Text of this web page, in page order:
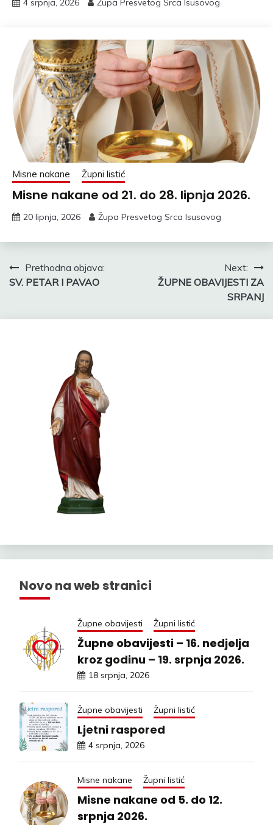
4 srpnja, 2026 Župa Presvetog Srca Isusovog
Misne nakane Župni listić
Misne nakane od 21. do 28. lipnja 2026.
20 lipnja, 2026 Župa Presvetog Srca Isusovog
Navigacija
objava
Prethodna objava:
SV. PETAR I PAVAO
Next:
ŽUPNE OBAVIJESTI ZA
SRPANJ
Novo na web stranici
Župne obavijesti Župni listić
Župne obavijesti – 16. nedjelja
kroz godinu – 19. srpnja 2026.
18 srpnja, 2026
Župne obavijesti Župni listić
Ljetni raspored
4 srpnja, 2026
Misne nakane Župni listić
Misne nakane od 5. do 12.
srpnja 2026.